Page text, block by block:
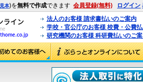
見本)を無料で作成できます 会員登録(無料) ログイン
法人のお客様 請求書払いのご案内
学校・官公庁のお客様 校費・公費
研究機関のお客様 科研費払いのご